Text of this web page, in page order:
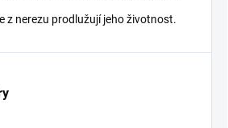
z nerezu prodlužují jeho životnost.